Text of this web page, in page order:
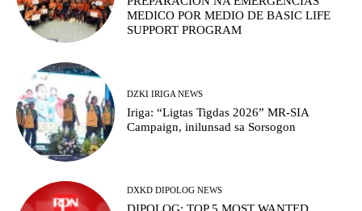
MEDICO POR MEDIO DE BASIC LIFE
SUPPORT PROGRAM
DZKI IRIGA NEWS
Iriga: “Ligtas Tigdas 2026” MR-SIA
Campaign, inilunsad sa Sorsogon
DXKD DIPOLOG NEWS